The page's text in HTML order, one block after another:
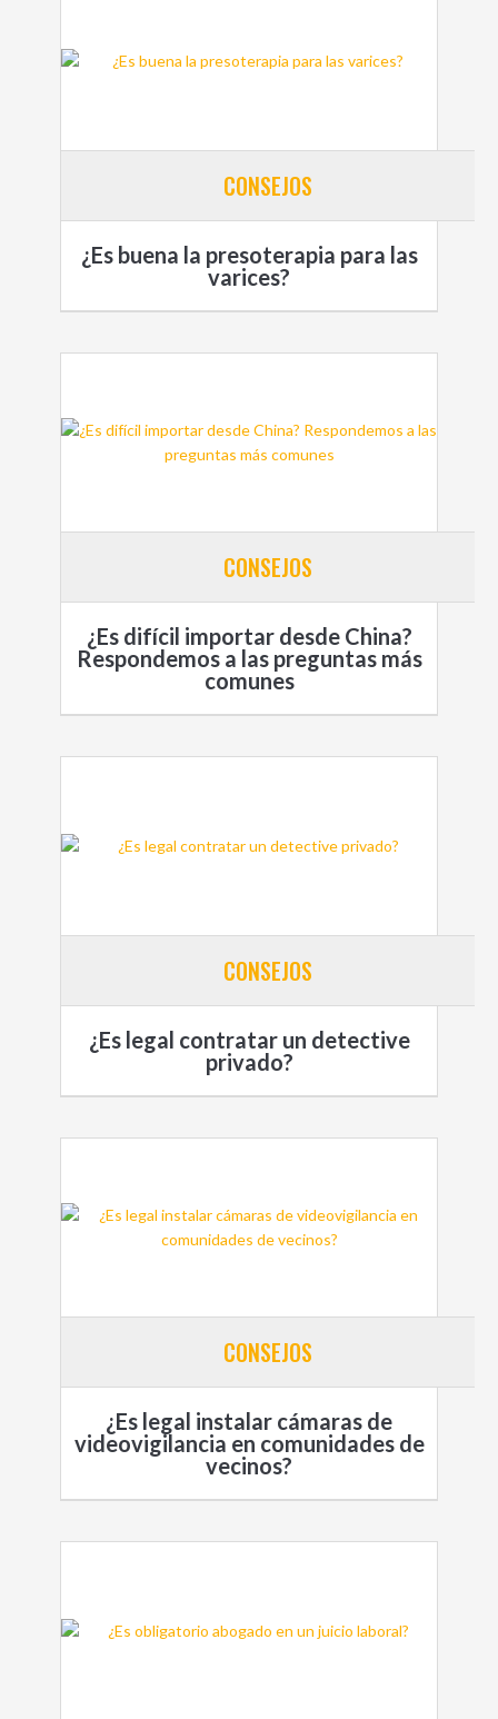
CONSEJOS
¿Es buena la presoterapia para las
varices?
CONSEJOS
¿Es difícil importar desde China?
Respondemos a las preguntas más
comunes
CONSEJOS
¿Es legal contratar un detective
privado?
CONSEJOS
¿Es legal instalar cámaras de
videovigilancia en comunidades de
vecinos?